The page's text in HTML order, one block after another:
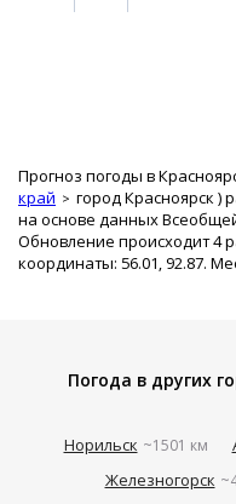
Прогноз погоды в
край
город Красноярск )
на основе данных
Обновление происходит 4
координаты: 56.01, 92.87.
Погода в других
Норильск ~1501 км
Железногорск